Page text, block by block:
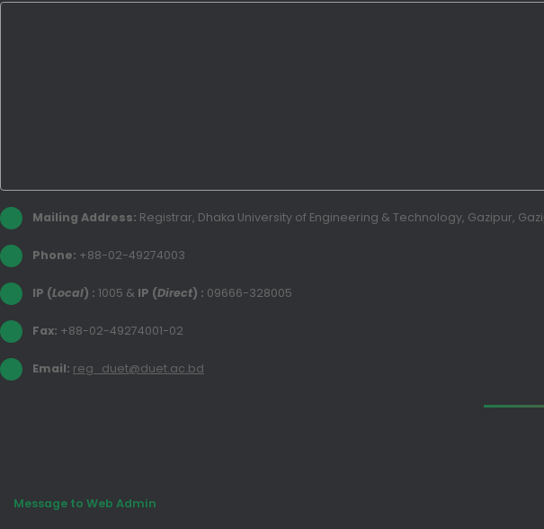
Mailing Address: Registrar, Dhaka University of Engineering & Technology, Gazipur,
Phone: +88-02-49274003
IP (Local) : 1005 & IP (Direct) : 09666-328005
Fax: +88-02-49274001-02
Email: reg_duet@duet.ac.bd
Message to Web Admin